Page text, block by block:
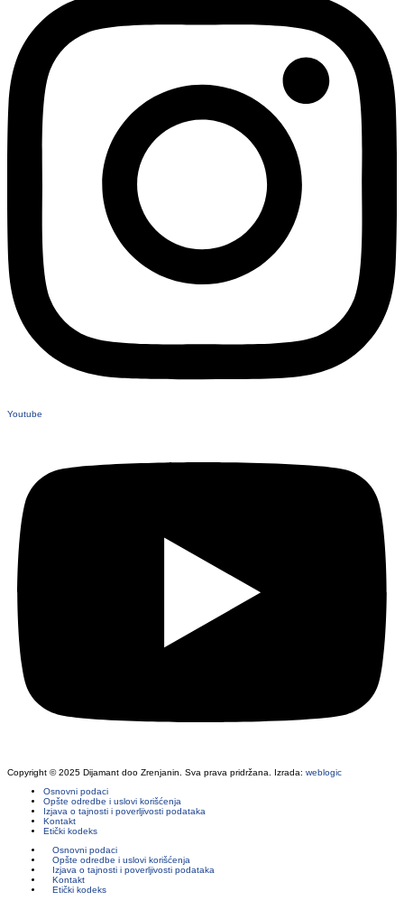
Youtube
Copyright © 2025 Dijamant doo Zrenjanin. Sva prava pridržana. Izrada: weblogic
Osnovni podaci
Opšte odredbe i uslovi korišćenja
Izjava o tajnosti i poverljivosti podataka
Kontakt
Etički kodeks
Osnovni podaci
Opšte odredbe i uslovi korišćenja
Izjava o tajnosti i poverljivosti podataka
Kontakt
Etički kodeks